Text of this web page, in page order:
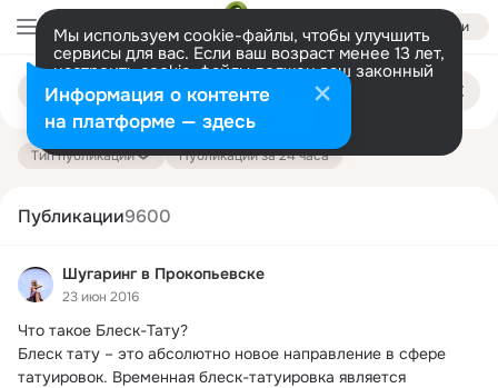
Войти
Мы используем cookie-файлы, чтобы улучшить
сервисы для вас. Если ваш возраст менее 13 лет,
настроить cookie-файлы должен ваш законный
представитель. Больше информации
Разрешить все Настроить
Поиск
публикациям
Тип публикации Публикации за 24 часа
Публикации9600
Шугаринг в Прокопьевске
23 июн 2016
Что такое Блеск-Тату?
Блеск тату – это абсолютно новое направление в сфере
татуировок. Временная блеск-татуировка является
Информация о контенте
на платформе — здесь